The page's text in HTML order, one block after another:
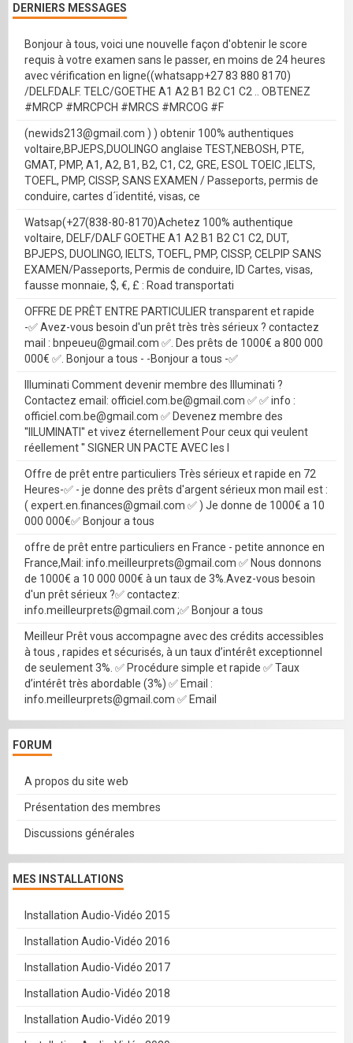
DERNIERS MESSAGES
Bonjour à tous, voici une nouvelle façon d'obtenir le score
requis à votre examen sans le passer, en moins de 24 heures
avec vérification en ligne((whatsapp+27 83 880 8170)
/DELF.DALF. TELC/GOETHE A1 A2 B1 B2 C1 C2 .. OBTENEZ
#MRCP #MRCPCH #MRCS #MRCOG #F
(newids213@gmail.com ) ) obtenir 100% authentiques
voltaire,BPJEPS,DUOLINGO anglaise TEST,NEBOSH, PTE,
GMAT, PMP, A1, A2, B1, B2, C1, C2, GRE, ESOL TOEIC ,IELTS,
TOEFL, PMP, CISSP, SANS EXAMEN / Passeports, permis de
conduire, cartes d´identité, visas, ce
Watsap(+27(838-80-8170)Achetez 100% authentique
voltaire, DELF/DALF GOETHE A1 A2 B1 B2 C1 C2, DUT,
BPJEPS, DUOLINGO, IELTS, TOEFL, PMP, CISSP, CELPIP SANS
EXAMEN/Passeports, Permis de conduire, ID Cartes, visas,
fausse monnaie, $, €, £ : Road transportati
OFFRE DE PRÊT ENTRE PARTICULIER transparent et rapide
-✅ Avez-vous besoin d'un prêt très très sérieux ? contactez
mail : bnpeueu@gmail.com ✅. Des prêts de 1000€ a 800 000
000€ ✅. Bonjour a tous - -Bonjour a tous -✅
Illuminati Comment devenir membre des Illuminati ?
Contactez email: officiel.com.be@gmail.com ✅ ✅ info :
officiel.com.be@gmail.com ✅ Devenez membre des
''IILUMINATI'' et vivez éternellement Pour ceux qui veulent
réellement '' SIGNER UN PACTE AVEC les I
Offre de prêt entre particuliers Très sérieux et rapide en 72
Heures-✅ - je donne des prêts d'argent sérieux mon mail est :
( expert.en.finances@gmail.com ✅ ) Je donne de 1000€ a 10
000 000€✅ Bonjour a tous
offre de prêt entre particuliers en France - petite annonce en
France,Mail: info.meilleurprets@gmail.com ✅ Nous donnons
de 1000€ a 10 000 000€ à un taux de 3%.Avez-vous besoin
d'un prêt sérieux ?✅ contactez:
info.meilleurprets@gmail.com ;✅ Bonjour a tous
Meilleur Prêt vous accompagne avec des crédits accessibles
à tous , rapides et sécurisés, à un taux d’intérêt exceptionnel
de seulement 3%. ✅ Procédure simple et rapide ✅ Taux
d’intérêt très abordable (3%) ✅ Email :
info.meilleurprets@gmail.com ✅ Email
FORUM
A propos du site web
Présentation des membres
Discussions générales
MES INSTALLATIONS
Installation Audio-Vidéo 2015
Installation Audio-Vidéo 2016
Installation Audio-Vidéo 2017
Installation Audio-Vidéo 2018
Installation Audio-Vidéo 2019